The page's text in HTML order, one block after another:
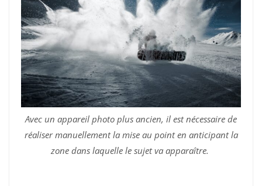
Avec un appareil photo plus ancien, il est nécessaire de
réaliser manuellement la mise au point en anticipant la
zone dans laquelle le sujet va apparaître.